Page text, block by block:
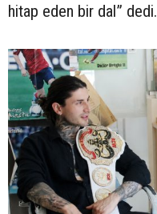
hitap eden bir dal” dedi.